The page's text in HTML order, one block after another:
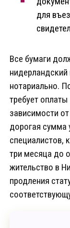
для
Все бумаги
нотариально.
требует
зависимости
дорогая сумма
специалистов,
три месяца до
жительство в
продления